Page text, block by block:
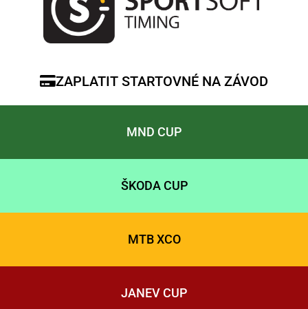
ZAPLATIT STARTOVNÉ NA ZÁVOD
MND CUP
ŠKODA CUP
MTB XCO
JANEV CUP